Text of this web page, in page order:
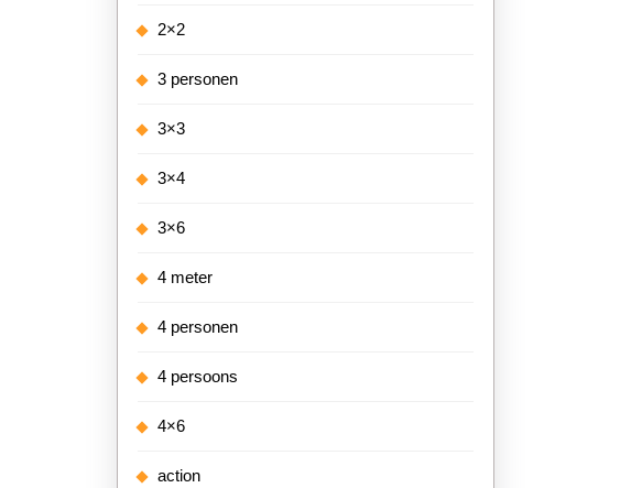
2×2
3 personen
3×3
3×4
3×6
4 meter
4 personen
4 persoons
4×6
action